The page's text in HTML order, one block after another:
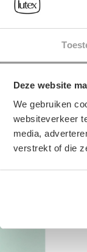
Deze website
We gebruiken
websiteverkeer
media,
verstrekt of die